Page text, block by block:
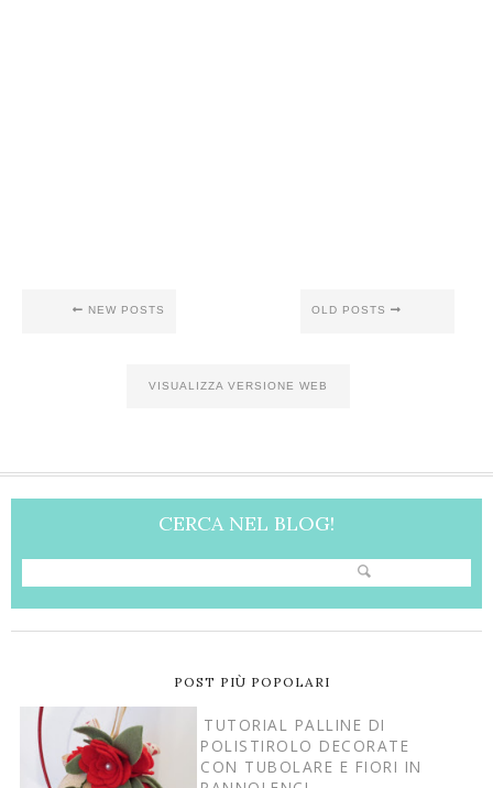
NEW POSTS OLD POSTS
VISUALIZZA VERSIONE WEB
CERCA NEL BLOG!
POST PIÙ POPOLARI
TUTORIAL PALLINE DI
POLISTIROLO DECORATE
CON TUBOLARE E FIORI IN